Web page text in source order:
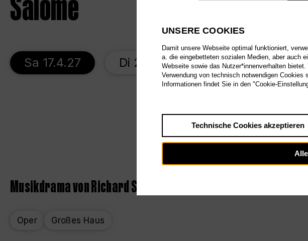
Sa 17.4.27 Di 27.4.27 Di 4.5.27
Musikdrama von Richard Strauss
Oper Großes Haus
UNSERE COOKIES
Damit unsere Webseite optimal funktioniert,
a. die eingebetteten sozialen Medien, aber auch
Webseite sowie das Nutzer*innenverhalten
Verwendung von technisch notwendigen
Informationen findet Sie in den "Cookie-
Technische Cookies akzeptieren